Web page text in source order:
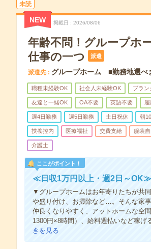
未読
NEW 掲載日 2026/08/06
年齢不問！グループホ
仕事の一つ
派遣
派遣先 グループホーム ■勤務地選べ
職種未経験OK 社会人未経験OK ブラン
友達と一緒OK OA不要 英語不要
週4日勤務 週5日勤務 土日祝休 朝
扶養控内 医療福祉 交費支給 服装
介護士
ここがポイント！
≪日収1万円以上・週2日～OK≫
▼グループホームはお年寄りたちが共
や盛り付け、お掃除など…。そんな家
仲良くなりやすく、アットホームな空
1300円×8時間）、給料週払いなど稼
きを見る